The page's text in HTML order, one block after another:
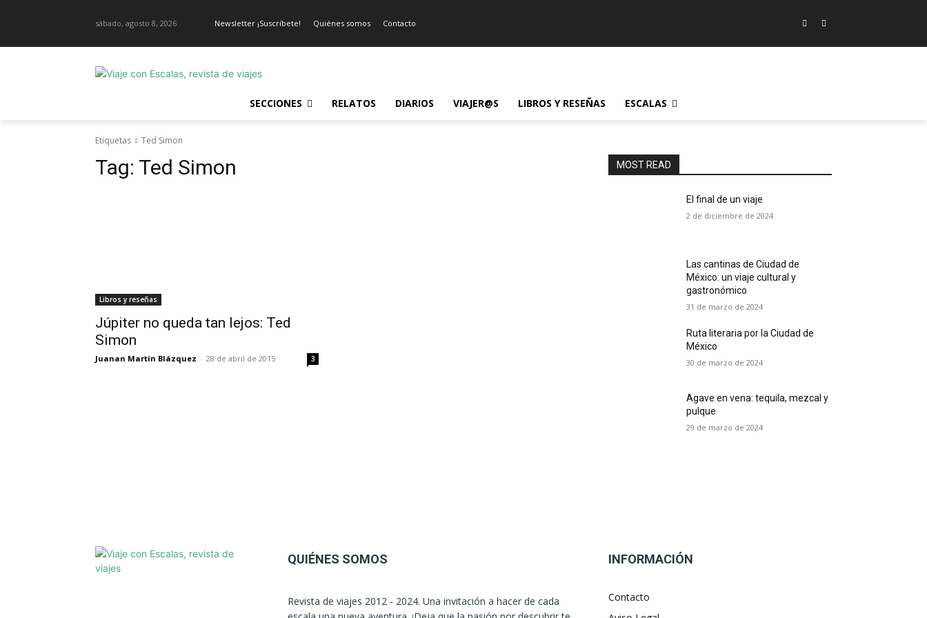
sábado, agosto 8, 2026 Newsletter ¡Suscríbete! Quiénes somos Contacto
SECCIONES RELATOS DIARIOS VIAJER@S LIBROS Y RESEÑAS ESCALAS
Etiquetas Ted Simon
Tag: Ted Simon
Libros y reseñas
Júpiter no queda tan lejos: Ted
Simon
Juanan Martín Blázquez - 28 de abril de 2015 3
MOST READ
El final de un viaje
2 de diciembre de 2024
Las cantinas de Ciudad de
México: un viaje cultural y
gastronómico
31 de marzo de 2024
Ruta literaria por la Ciudad de
México
30 de marzo de 2024
Agave en vena: tequila, mezcal y
pulque
29 de marzo de 2024
QUIÉNES SOMOS
Revista de viajes 2012 - 2024. Una invitación a hacer de cada
INFORMACIÓN
Contacto